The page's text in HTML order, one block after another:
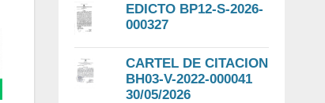
EDICTO BP12-S-2026-
000327
CARTEL DE CITACION
BH03-V-2022-000041
30/05/2026